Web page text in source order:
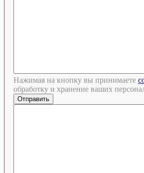
Нажимая на кнопку вы принимаете
обработку и хранение ваших